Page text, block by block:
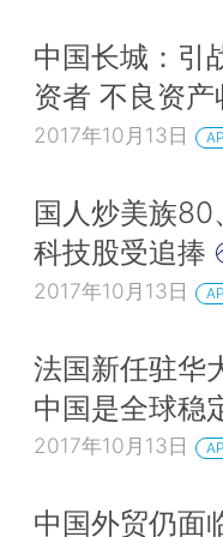
中国长城：引
资者 不良资
2017年10月13日
国人炒美族
科技股受追捧
2017年10月13日
法国新任驻华
中国是全球稳
2017年10月13日
中国外贸仍面